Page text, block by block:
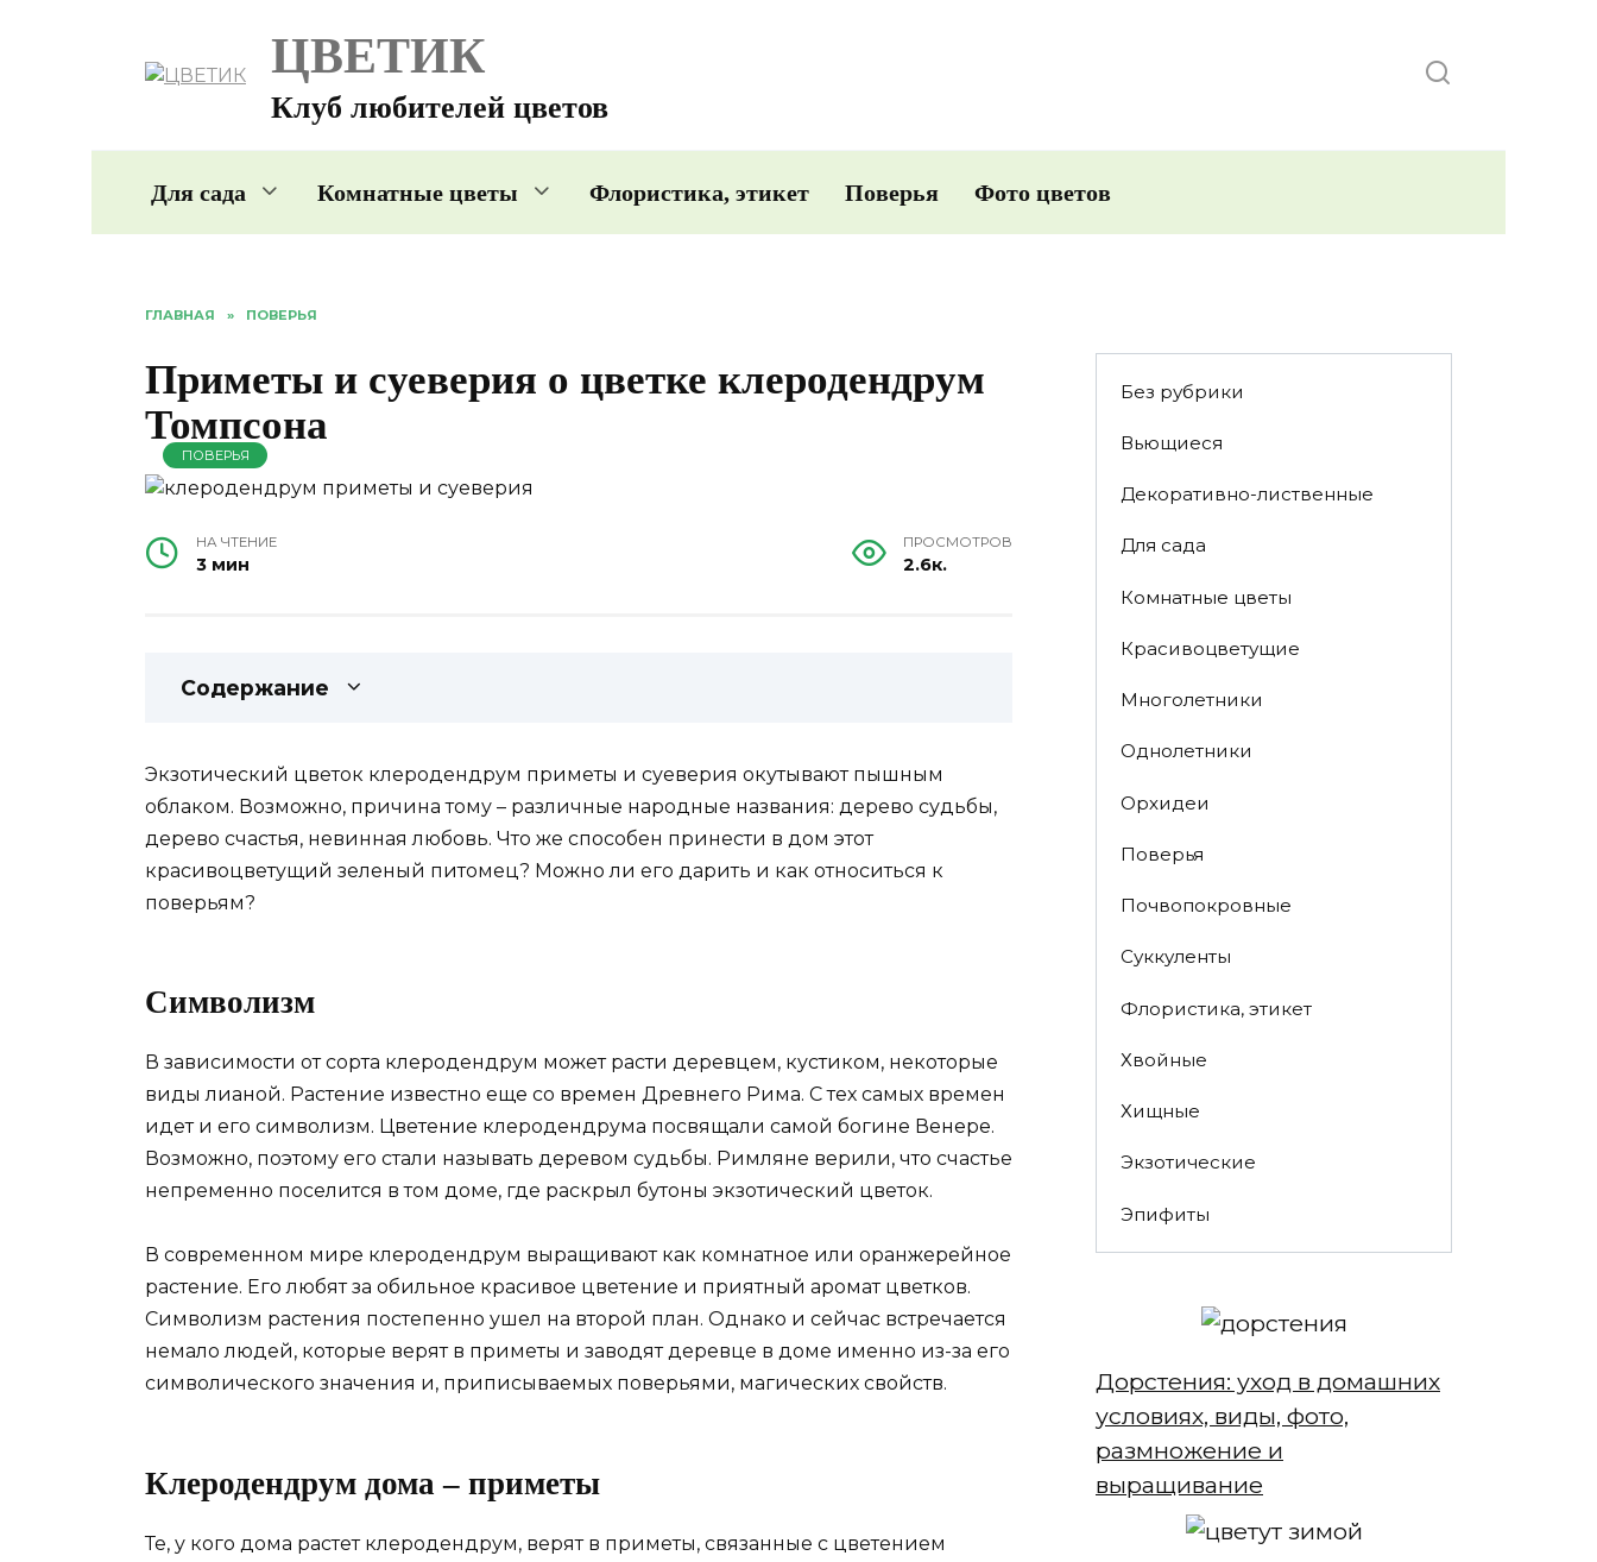
ЦВЕТИК
Клуб любителей цветов
Для сада Комнатные цветы Флористика, этикет Поверья Фото цветов
ГЛАВНАЯ » ПОВЕРЬЯ
Приметы и суеверия о цветке клеродендрум
Томпсона
ПОВЕРЬЯ
НА ЧТЕНИЕ
3 мин
ПРОСМОТРОВ
2.6к.
Содержание
Экзотический цветок клеродендрум приметы и суеверия окутывают пышным
облаком. Возможно, причина тому – различные народные названия: дерево судьбы,
дерево счастья, невинная любовь. Что же способен принести в дом этот
красивоцветущий зеленый питомец? Можно ли его дарить и как относиться к
поверьям?
Символизм
В зависимости от сорта клеродендрум может расти деревцем, кустиком, некоторые
виды лианой. Растение известно еще со времен Древнего Рима. С тех самых времен
идет и его символизм. Цветение клеродендрума посвящали самой богине Венере.
Возможно, поэтому его стали называть деревом судьбы. Римляне верили, что счастье
непременно поселится в том доме, где раскрыл бутоны экзотический цветок.
В современном мире клеродендрум выращивают как комнатное или оранжерейное
растение. Его любят за обильное красивое цветение и приятный аромат цветков.
Символизм растения постепенно ушел на второй план. Однако и сейчас встречается
немало людей, которые верят в приметы и заводят деревце в доме именно из-за его
символического значения и, приписываемых поверьями, магических свойств.
Клеродендрум дома – приметы
Те, у кого дома растет клеродендрум, верят в приметы, связанные с цветением
Без рубрики
Вьющиеся
Декоративно-лиственные
Для сада
Комнатные цветы
Красивоцветущие
Многолетники
Однолетники
Орхидеи
Поверья
Почвопокровные
Суккуленты
Флористика, этикет
Хвойные
Хищные
Экзотические
Эпифиты
Дорстения: уход в домашних
условиях, виды, фото,
размножение и
выращивание